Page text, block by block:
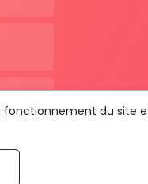
MediaSatCom
du site